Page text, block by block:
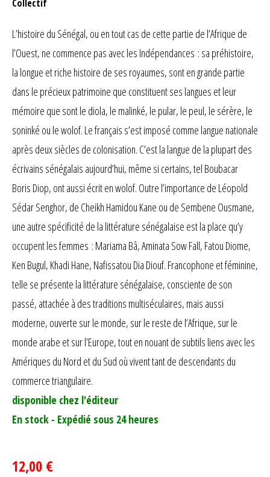
Collectif
L’histoire du Sénégal, ou en tout cas de cette partie de l’Afrique de
l’Ouest, ne commence pas avec les Indépendances : sa préhistoire,
la longue et riche histoire de ses royaumes, sont en grande partie
dans le précieux patrimoine que constituent ses langues et leur
mémoire que sont le diola, le malinké, le pular, le peul, le sérère, le
soninké ou le wolof. Le français s’est imposé comme langue nationale
après deux siècles de colonisation. C’est la langue de la plupart des
écrivains sénégalais aujourd’hui, même si certains, tel Boubacar
Boris Diop, ont aussi écrit en wolof. Outre l’importance de Léopold
Sédar Senghor, de Cheikh Hamidou Kane ou de Sembene Ousmane,
une autre spécificité de la littérature sénégalaise est la place qu’y
occupent les femmes : Mariama Bâ, Aminata Sow Fall, Fatou Diome,
Ken Bugul, Khadi Hane, Nafissatou Dia Diouf. Francophone et féminine,
telle se présente la littérature sénégalaise, consciente de son
passé, attachée à des traditions multiséculaires, mais aussi
moderne, ouverte sur le monde, sur le reste de l’Afrique, sur le
monde arabe et sur l’Europe, tout en nouant de subtils liens avec les
Amériques du Nord et du Sud où vivent tant de descendants du
commerce triangulaire.
disponible chez l'éditeur
En stock - Expédié sous 24 heures
12,00 €